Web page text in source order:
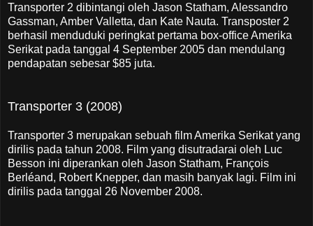
Transporter 2 dibintangi oleh Jason Statham, Alessandro
Gassman, Amber Valletta, dan Kate Nauta. Transposter 2
berhasil menduduki peringkat pertama box-office Amerika
Serikat pada tanggal 4 September 2005 dan mendulang
pendapatan sebesar $85 juta.
Transporter 3 (2008)
Transporter 3 merupakan sebuah film Amerika Serikat yang
dirilis pada tahun 2008. Film yang disutradarai oleh Luc
Besson ini diperankan oleh Jason Statham, François
Berléand, Robert Knepper, dan masih banyak lagi. Film ini
dirilis pada tanggal 26 November 2008.